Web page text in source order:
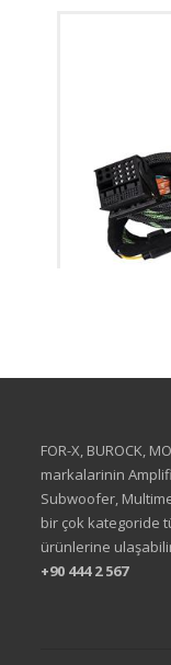
FOR-X, BUROCK,
markalarinin
Subwoofer,
bir çok kategoride
ürünlerine
+90 444 2 567